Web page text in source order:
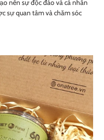
nên sự độc đáo và cá nhân
sự quan tâm và chăm sóc